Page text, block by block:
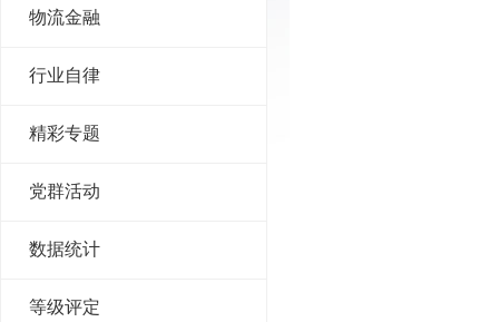
物流金融
行业自律
精彩专题
党群活动
数据统计
等级评定